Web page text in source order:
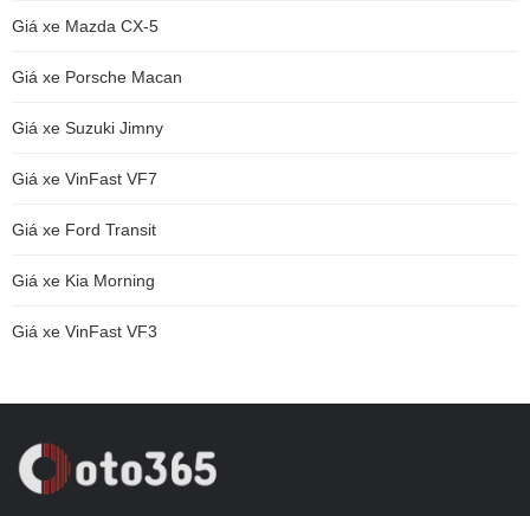
Giá xe Mazda CX-5
Giá xe Porsche Macan
Giá xe Suzuki Jimny
Giá xe VinFast VF7
Giá xe Ford Transit
Giá xe Kia Morning
Giá xe VinFast VF3